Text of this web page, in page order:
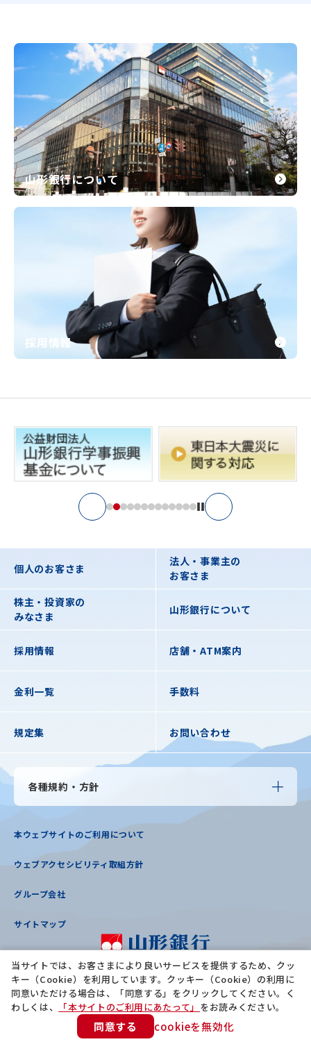
当サイトでは、お客さまにより良いサービスを提供するため、クッ
キー（Cookie）を利用しています。クッキー（Cookie）の利用に
同意いただける場合は、「同意する」をクリックしてください。く
わしくは、
「本サイトのご利用にあたって」 をお読みください。
同意する cookieを無効化
山形銀行について
採用情報
個人のお客さま
法人・事業主の
お客さま
株主・投資家の
みなさま
山形銀行について
採用情報 店舗・ATM案内
金利一覧 手数料
規定集 お問い合わせ
各種規約・方針
登録金融機関：東北財務局長（登金）第12号
加入協会：日本証券業協会
本ウェブサイトのご利用について
ウェブアクセシビリティ取組方針
グループ会社
サイトマップ
The Yamagata Bank, Ltd. All rights reserved.